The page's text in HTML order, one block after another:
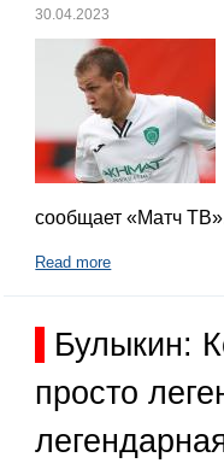
30.04.2023
сообщает «Матч
Read more
Булыкин:
просто